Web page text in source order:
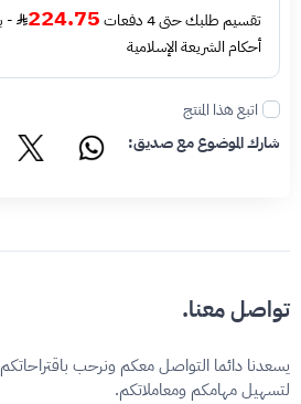
تقسيم طلبك حتى 4 دفعات 224.75
-
أحكام الشريعة الإسلامية
اتبع هذا المنتج
شارك الموضوع مع صديق:
تواصل معنا.
يسعدنا دائما التواصل معكم ونرحب
لتسهيل مهامكم ومعاملاتكم.